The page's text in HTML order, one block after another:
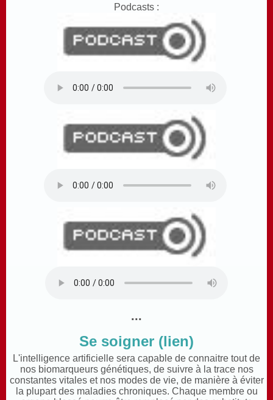
Podcasts :
...
Se soigner (lien)
L'intelligence artificielle sera capable de connaitre tout de
nos biomarqueurs génétiques, de suivre à la trace nos
constantes vitales et nos modes de vie, de manière à éviter
la plupart des maladies chroniques. Chaque membre ou